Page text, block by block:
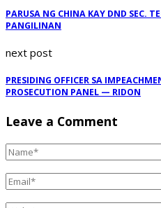
PARUSA NG CHINA KAY DND SEC.
PANGILINAN
next post
PRESIDING OFFICER SA
PROSECUTION PANEL — RIDON
Leave a Comment